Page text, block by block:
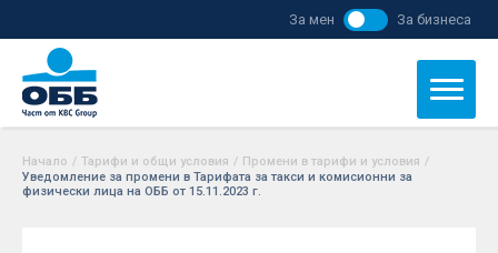
За мен За бизнеса
Начало / Тарифи и общи условия / Промени в тарифи и условия /
Уведомление за промени в Тарифата за такси и комисионни за
физически лица на ОББ от 15.11.2023 г.